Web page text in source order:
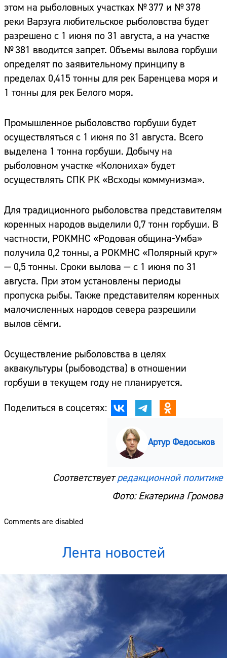
этом на рыболовных участках № 377 и № 378
реки Варзуга любительское рыболовства будет
разрешено с 1 июня по 31 августа, а на участке
№ 381 вводится запрет. Объемы вылова горбуши
определят по заявительному принципу в
пределах 0,415 тонны для рек Баренцева моря и
1 тонны для рек Белого моря.
Промышленное рыболовство горбуши будет
осуществляться с 1 июня по 31 августа. Всего
выделена 1 тонна горбуши. Добычу на
рыболовном участке «Колониха» будет
осуществлять СПК РК «Всходы коммунизма».
Для традиционного рыболовства представителям
коренных народов выделили 0,7 тонн горбуши. В
частности, РОКМНС «Родовая община-Умба»
получила 0,2 тонны, а РОКМНС «Полярный круг»
— 0,5 тонны. Сроки вылова — с 1 июня по 31
августа. При этом установлены периоды
пропуска рыбы. Также представителям коренных
малочисленных народов севера разрешили
вылов сёмги.
Осуществление рыболовства в целях
аквакультуры (рыбоводства) в отношении
горбуши в текущем году не планируется.
Поделиться в соцсетях:
Артур Федоськов
Соответствуетредакционной политике
Фото: Екатерина Громова
Comments are disabled
Лента новостей